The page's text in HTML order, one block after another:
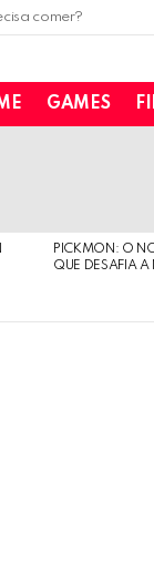
comer?
GAMES
PICKMON: O
QUE DESAFIA